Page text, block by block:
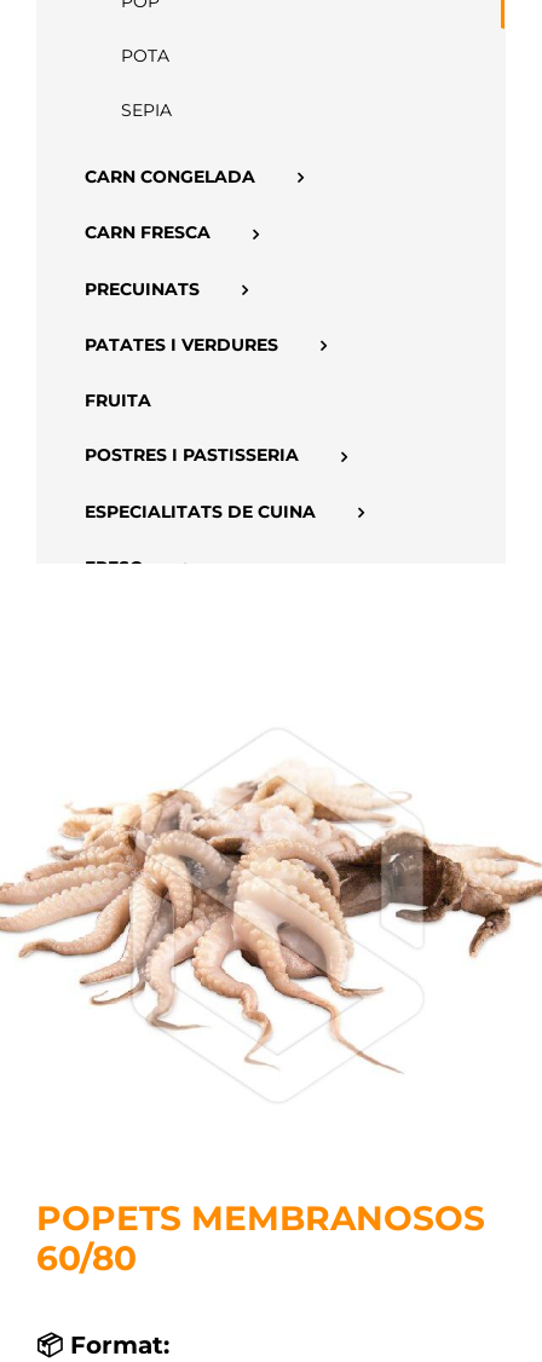
POTA
SEPIA
CARN CONGELADA
CARN FRESCA
PRECUINATS
PATATES I VERDURES
FRUITA
POSTRES I PASTISSERIA
ESPECIALITATS DE CUINA
FRESC
POPETS MEMBRANOSOS
60/80
📦 Format: